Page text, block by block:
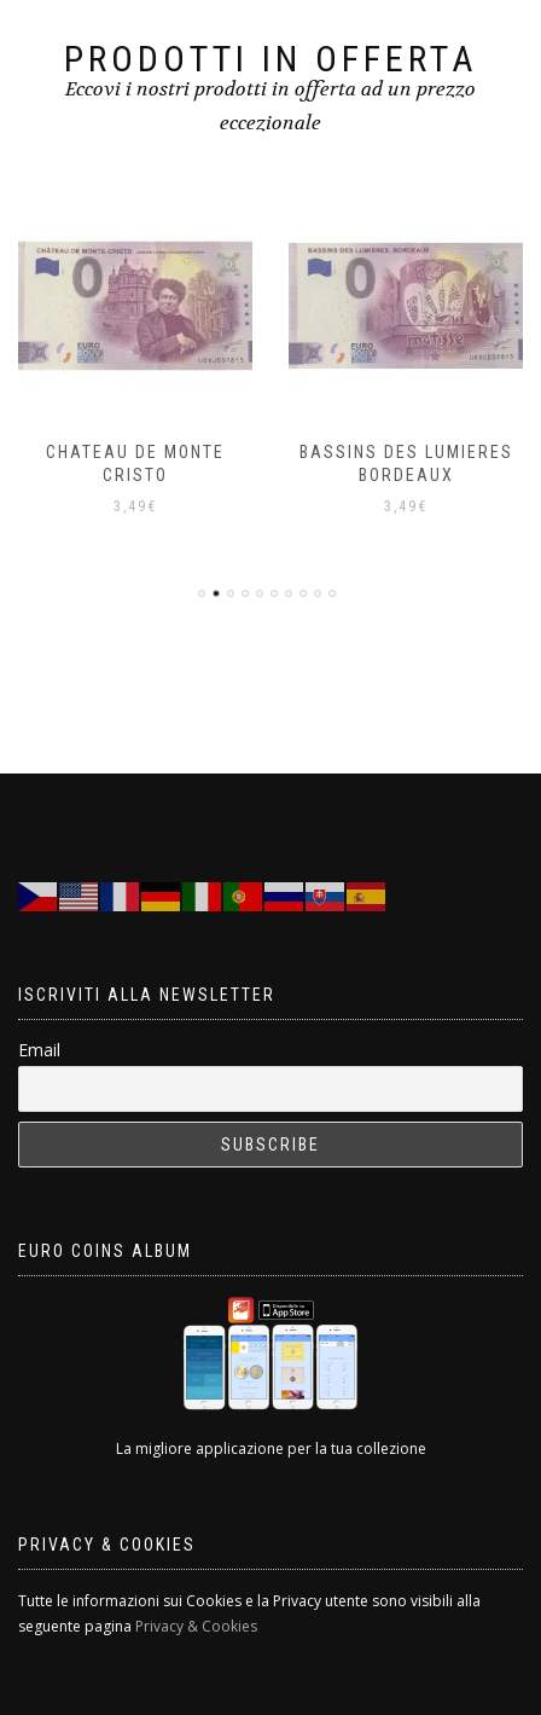
PRODOTTI IN OFFERTA
Eccovi i nostri prodotti in offerta ad un prezzo
eccezionale
CHATEAU DE MONTE
CRISTO
3,49 €
BASSINS DES LUMIERES
BORDEAUX
3,49 €
ISCRIVITI ALLA NEWSLETTER
Email
EURO COINS ALBUM
La migliore applicazione per la tua collezione
PRIVACY & COOKIES
Tutte le informazioni sui Cookies e la Privacy utente sono visibili alla
seguente pagina Privacy & Cookies